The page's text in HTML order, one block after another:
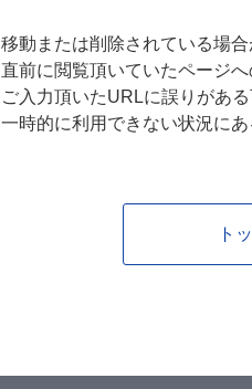
移動または削除されている場合
直前に閲覧頂いていたページ
ご入力頂いたURLに誤りがある
一時的に利用できない状況にあ
ト